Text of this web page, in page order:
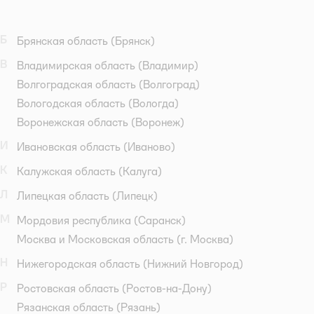
Брянская область (Брянск)
Владимирская область (Владимир)
Волгоградская область (Волгоград)
Вологодская область (Вологда)
Воронежская область (Воронеж)
Ивановская область (Иваново)
Калужская область (Калуга)
Липецкая область (Липецк)
Мордовия республика (Саранск)
Москва и Московская область (г. Москва)
Нижегородская область (Нижний Новгород)
Ростовская область (Ростов-на-Дону)
Рязанская область (Рязань)